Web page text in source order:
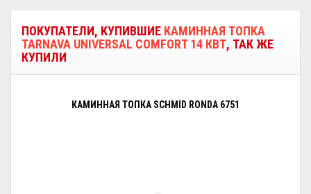
ПОКУПАТЕЛИ, КУПИВШИЕ КАМИННАЯ ТОПКА
TARNAVA UNIVERSAL COMFORT 14 КВТ, ТАК ЖЕ
КУПИЛИ
КАМИННАЯ ТОПКА SCHMID RONDA 6751